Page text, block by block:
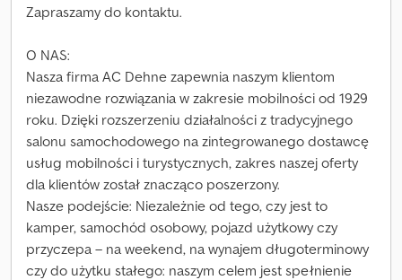
Zapraszamy do kontaktu.
O NAS:
Nasza firma AC Dehne zapewnia naszym klientom
niezawodne rozwiązania w zakresie mobilności od 1929
roku. Dzięki rozszerzeniu działalności z tradycyjnego
salonu samochodowego na zintegrowanego dostawcę
usług mobilności i turystycznych, zakres naszej oferty
dla klientów został znacząco poszerzony.
Nasze podejście: Niezależnie od tego, czy jest to
kamper, samochód osobowy, pojazd użytkowy czy
przyczepa – na weekend, na wynajem długoterminowy
czy do użytku stałego: naszym celem jest spełnienie